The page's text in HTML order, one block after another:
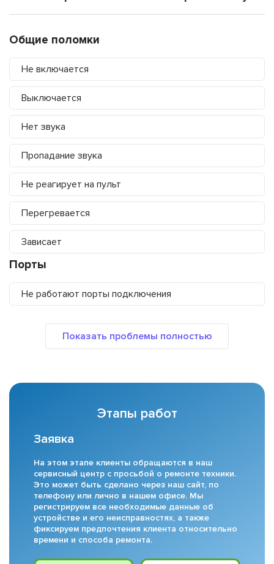
Общие поломки
Не включается
Выключается
Нет звука
Пропадание звука
Не реагирует на пульт
Перегревается
Зависает
Порты
Не работают порты подключения
Этапы работ
Заявка
На этом этапе клиенты обращаются в наш
сервисный центр с просьбой о ремонте техники.
Это может быть сделано через наш сайт, по
телефону или лично в нашем офисе. Мы
регистрируем все необходимые данные об
устройстве и его неисправностях, а также
фиксируем предпочтения клиента относительно
времени и способа ремонта.